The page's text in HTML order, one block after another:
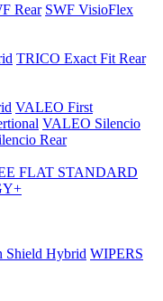
Rear SWF VisioFlex
TRICO Exact Fit Rear
VALEO First
VALEO Silencio
Rear
FLAT STANDARD
Shield Hybrid WIPERS